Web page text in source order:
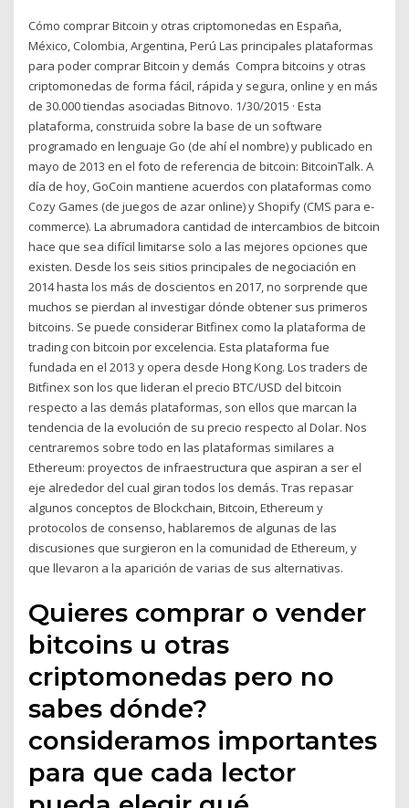
Cómo comprar Bitcoin y otras criptomonedas en España,
México, Colombia, Argentina, Perú Las principales plataformas
para poder comprar Bitcoin y demás Compra bitcoins y otras
criptomonedas de forma fácil, rápida y segura, online y en más
de 30.000 tiendas asociadas Bitnovo. 1/30/2015 · Esta
plataforma, construida sobre la base de un software
programado en lenguaje Go (de ahí el nombre) y publicado en
mayo de 2013 en el foto de referencia de bitcoin: BitcoinTalk. A
día de hoy, GoCoin mantiene acuerdos con plataformas como
Cozy Games (de juegos de azar online) y Shopify (CMS para e-
commerce). La abrumadora cantidad de intercambios de bitcoin
hace que sea difícil limitarse solo a las mejores opciones que
existen. Desde los seis sitios principales de negociación en
2014 hasta los más de doscientos en 2017, no sorprende que
muchos se pierdan al investigar dónde obtener sus primeros
bitcoins. Se puede considerar Bitfinex como la plataforma de
trading con bitcoin por excelencia. Esta plataforma fue
fundada en el 2013 y opera desde Hong Kong. Los traders de
Bitfinex son los que lideran el precio BTC/USD del bitcoin
respecto a las demás plataformas, son ellos que marcan la
tendencia de la evolución de su precio respecto al Dolar. Nos
centraremos sobre todo en las plataformas similares a
Ethereum: proyectos de infraestructura que aspiran a ser el
eje alrededor del cual giran todos los demás. Tras repasar
algunos conceptos de Blockchain, Bitcoin, Ethereum y
protocolos de consenso, hablaremos de algunas de las
discusiones que surgieron en la comunidad de Ethereum, y
que llevaron a la aparición de varias de sus alternativas.
Quieres comprar o vender
bitcoins u otras
criptomonedas pero no
sabes dónde?
consideramos importantes
para que cada lector